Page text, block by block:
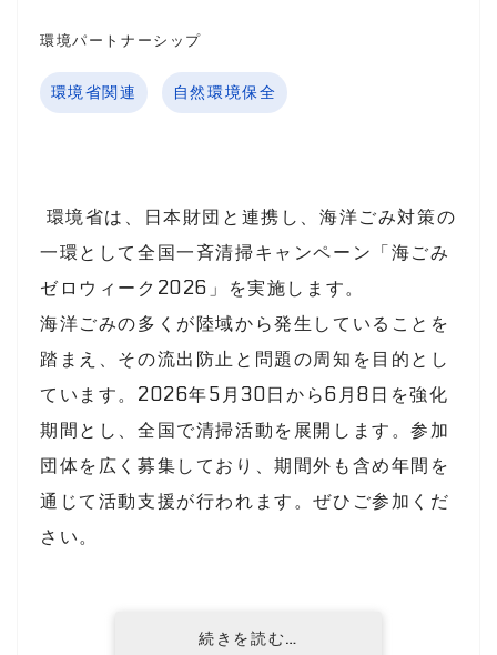
環境パートナーシップ
環境省関連 自然環境保全
環境省は、 日本財団 と連携し、海洋ごみ対策の
一環として全国一斉清掃キャンペーン「海ごみ
ゼロウィーク2026」を実施します。
海洋ごみの多くが陸域から発生していることを
踏まえ、その流出防止と問題の周知を目的とし
ています。2026年5月30日から6月8日を強化
期間とし、全国で清掃活動を展開します。参加
団体を広く募集しており、期間外も含め年間を
通じて活動支援が行われます。ぜひご参加くだ
さい。
続きを読む…